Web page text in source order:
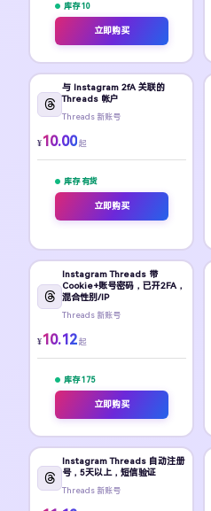
库存 10
立即购买
与 Instagram 2fA 关联的
Threads 帐户
Threads 新账号
¥10.00 起
库存 有货
立即购买
Instagram Threads 带
Cookie+账号密码，已开2FA，
混合性别/IP
Threads 新账号
¥10.12 起
库存 175
立即购买
Instagram Threads 自动注册
号，5天以上，短信验证
Threads 新账号